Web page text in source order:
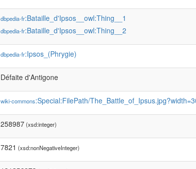
dbpedia-fr:Bataille_d'Ipsos__owl:Thing__1
dbpedia-fr:Bataille_d'Ipsos__owl:Thing__2
dbpedia-fr:Ipsos_(Phrygie)
Défaite d'Antigone
wiki-commons:Special:FilePath/
258987(xsd:integer)
7821 (xsd:nonNegativeInteger)